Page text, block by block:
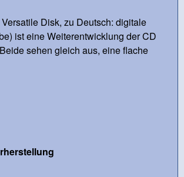
Disk, zu Deutsch: digitale
ist eine Weiterentwicklung der CD
sehen gleich aus, eine flache